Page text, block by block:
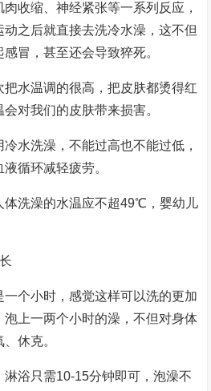
收缩、神经紧张等一系列反应，
之后就直接去洗冷水澡，这不但
冒，甚至还会导致猝死。
水温调的很高，把皮肤都烫得红
对我们的皮肤带来损害。
水洗澡，不能过高也不能过低，
循环减轻疲劳。
体洗澡的水温应不超49℃，婴幼儿
个小时，感觉这样可以洗的更加
上一两个小时的澡，不但对身体
休克。
浴只需10-15分钟即可，泡澡不